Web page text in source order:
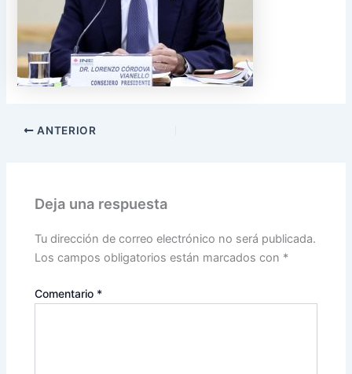
ANTERIOR
Deja una respuesta
Tu dirección de correo electrónico no será publicada.
Los campos obligatorios están marcados con *
Comentario *